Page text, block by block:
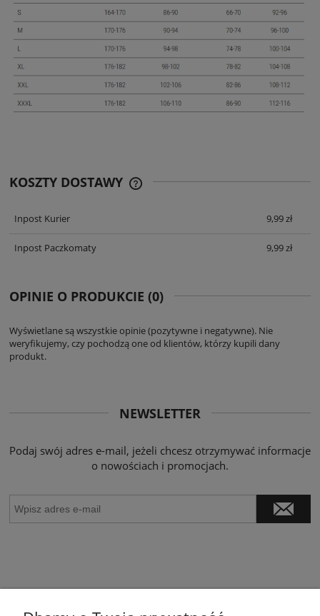
KOSZTY DOSTAWY
Inpost Kurier
9,99 zł
Inpost Paczkomaty 9,99 zł
OPINIE O PRODUKCIE (0)
Wyświetlane są wszystkie opinie (pozytywne i negatywne). Nie
weryfikujemy, czy pochodzą one od klientów, którzy kupili dany
produkt.
NEWSLETTER
Podaj swój adres e-mail, jeżeli chcesz otrzymywać informacje
o nowościach i promocjach.